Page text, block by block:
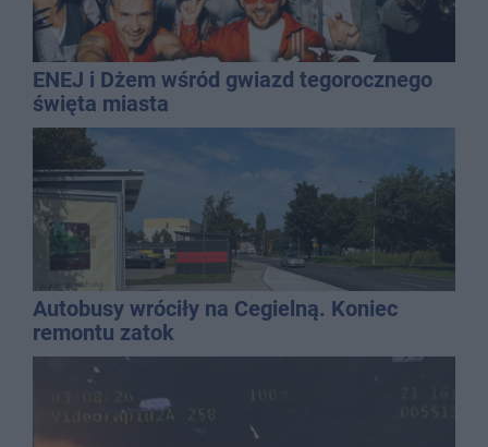
ENEJ i Dżem wśród gwiazd tegorocznego
święta miasta
Autobusy wróciły na Cegielną. Koniec
remontu zatok